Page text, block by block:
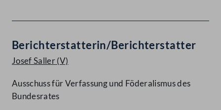
Berichterstatterin/Berichterstatter
Josef Saller(V)
Ausschuss für Verfassung und Föderalismus des
Bundesrates